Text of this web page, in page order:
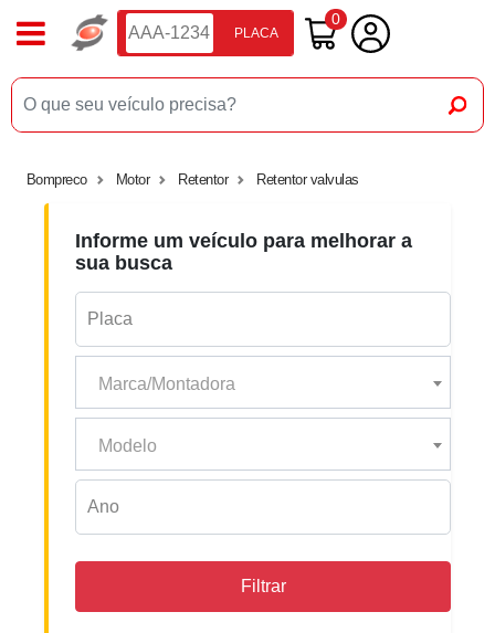
PLACA
0
Bompreco Motor Retentor Retentor valvulas
Informe um veículo para melhorar a
sua busca
Marca/Montadora
Modelo
Filtrar